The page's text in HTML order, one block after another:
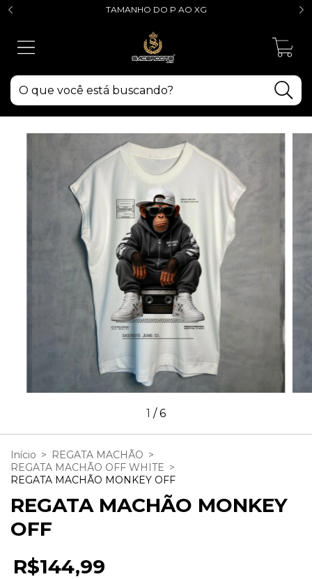
TAMANHO DO P AO XG
1 /6
Início > REGATA MACHÃO >
REGATA MACHÃO OFF WHITE >
REGATA MACHÃO MONKEY OFF
REGATA MACHÃO MONKEY
OFF
R$144,99